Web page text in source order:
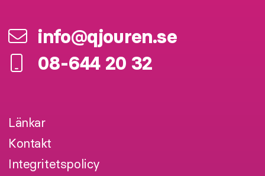
info@qjouren.se
08-644 20 32
Länkar
Kontakt
Integritetspolicy